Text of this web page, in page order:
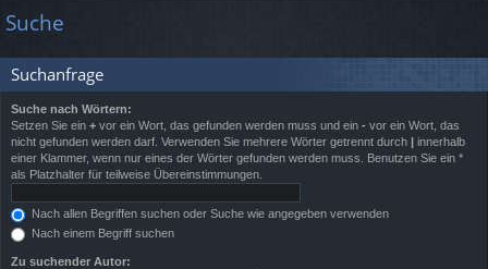
llz
ug
rif
f
r
de
n
re
n
Suche
Suchanfrage
Suche nach Wörtern:
Setzen Sie ein + vor ein Wort, das gefunden werden muss und ein - vor ein Wort, das
nicht gefunden werden darf. Verwenden Sie mehrere Wörter getrennt durch | innerhalb
einer Klammer, wenn nur eines der Wörter gefunden werden muss. Benutzen Sie ein *
als Platzhalter für teilweise Übereinstimmungen.
Nach allen Begriffen suchen oder Suche wie angegeben verwenden
Nach einem Begriff suchen
Zu suchender Autor: